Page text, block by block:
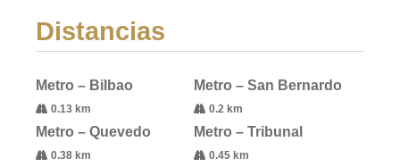
Distancias
Metro – Bilbao
0.13 km
Metro – San Bernardo
0.2 km
Metro – Quevedo
0.38 km
Metro – Tribunal
0.45 km